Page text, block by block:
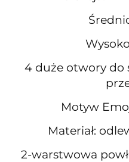
4 duże otwory do
Motyw
Materiał:
2-warstwowa